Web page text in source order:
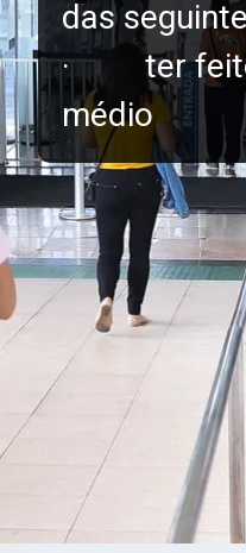
das
· ter feito
médio